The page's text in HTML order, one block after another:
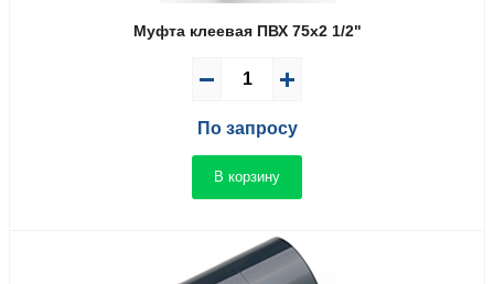
Муфта клеевая ПВХ 75x2 1/2"
По запросу
В корзину